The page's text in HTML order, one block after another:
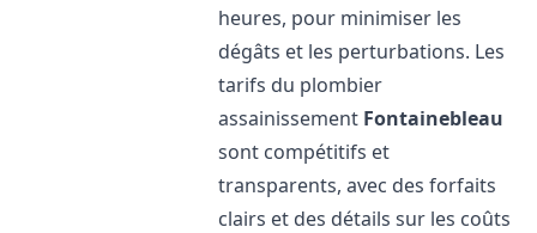
heures, pour minimiser les
dégâts et les perturbations. Les
tarifs du plombier
assainissement Fontainebleau
sont compétitifs et
transparents, avec des forfaits
clairs et des détails sur les coûts